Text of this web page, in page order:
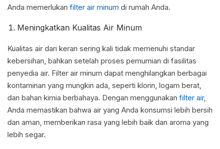
Anda memerlukan filter air minum di rumah Anda.
Meningkatkan Kualitas Air Minum
Kualitas air dari keran sering kali tidak memenuhi standar
kebersihan, bahkan setelah proses pemurnian di fasilitas
penyedia air. Filter air minum dapat menghilangkan berbagai
kontaminan yang mungkin ada, seperti klorin, logam berat,
dan bahan kimia berbahaya. Dengan menggunakan filter air,
Anda memastikan bahwa air yang Anda konsumsi lebih bersih
dan aman, memberikan rasa yang lebih baik dan aroma yang
lebih segar.